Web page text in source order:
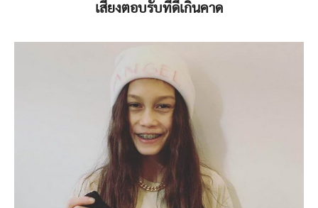
เสียงตอบรับที่ดีเกินคาด